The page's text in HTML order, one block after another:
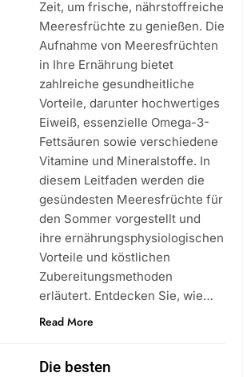
Zeit, um frische, nährstoffreiche
Meeresfrüchte zu genießen. Die
Aufnahme von Meeresfrüchten
in Ihre Ernährung bietet
zahlreiche gesundheitliche
Vorteile, darunter hochwertiges
Eiweiß, essenzielle Omega-3-
Fettsäuren sowie verschiedene
Vitamine und Mineralstoffe. In
diesem Leitfaden werden die
gesündesten Meeresfrüchte für
den Sommer vorgestellt und
ihre ernährungsphysiologischen
Vorteile und köstlichen
Zubereitungsmethoden
erläutert. Entdecken Sie, wie…
Read More
Die besten